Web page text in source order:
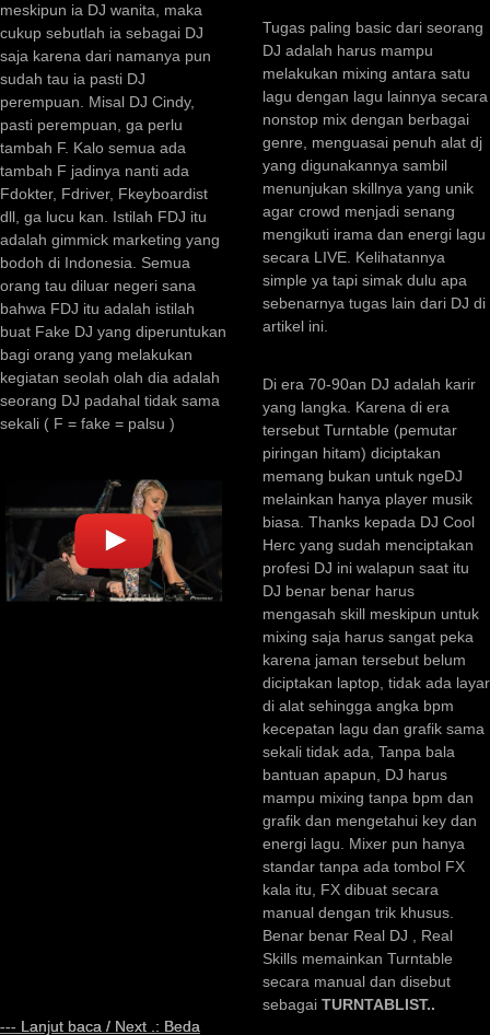
meskipun ia DJ wanita, maka
cukup sebutlah ia sebagai DJ
saja karena dari namanya pun
sudah tau ia pasti DJ
perempuan. Misal DJ Cindy,
pasti perempuan, ga perlu
tambah F. Kalo semua ada
tambah F jadinya nanti ada
Fdokter, Fdriver, Fkeyboardist
dll, ga lucu kan. Istilah FDJ itu
adalah gimmick marketing yang
bodoh di Indonesia. Semua
orang tau diluar negeri sana
bahwa FDJ itu adalah istilah
buat Fake DJ yang diperuntukan
bagi orang yang melakukan
kegiatan seolah olah dia adalah
seorang DJ padahal tidak sama
sekali ( F = fake = palsu )
--- Lanjut baca / Next .: Beda
Tugas paling basic dari seorang
DJ adalah harus mampu
melakukan mixing antara satu
lagu dengan lagu lainnya secara
nonstop mix dengan berbagai
genre, menguasai penuh alat dj
yang digunakannya sambil
menunjukan skillnya yang unik
agar crowd menjadi senang
mengikuti irama dan energi lagu
secara LIVE. Kelihatannya
simple ya tapi simak dulu apa
sebenarnya tugas lain dari DJ di
artikel ini.
Di era 70-90an DJ adalah karir
yang langka. Karena di era
tersebut Turntable (pemutar
piringan hitam) diciptakan
memang bukan untuk ngeDJ
melainkan hanya player musik
biasa. Thanks kepada DJ Cool
Herc yang sudah menciptakan
profesi DJ ini walapun saat itu
DJ benar benar harus
mengasah skill meskipun untuk
mixing saja harus sangat peka
karena jaman tersebut belum
diciptakan laptop, tidak ada layar
di alat sehingga angka bpm
kecepatan lagu dan grafik sama
sekali tidak ada, Tanpa bala
bantuan apapun, DJ harus
mampu mixing tanpa bpm dan
grafik dan mengetahui key dan
energi lagu. Mixer pun hanya
standar tanpa ada tombol FX
kala itu, FX dibuat secara
manual dengan trik khusus.
Benar benar Real DJ , Real
Skills memainkan Turntable
secara manual dan disebut
sebagai TURNTABLIST..